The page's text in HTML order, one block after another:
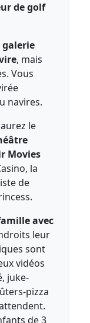
de golf
galerie
, mais
Vous
navires.
le
Movies
la
de
avec
leur
sont
vidéos
juke-
pizza
de 3